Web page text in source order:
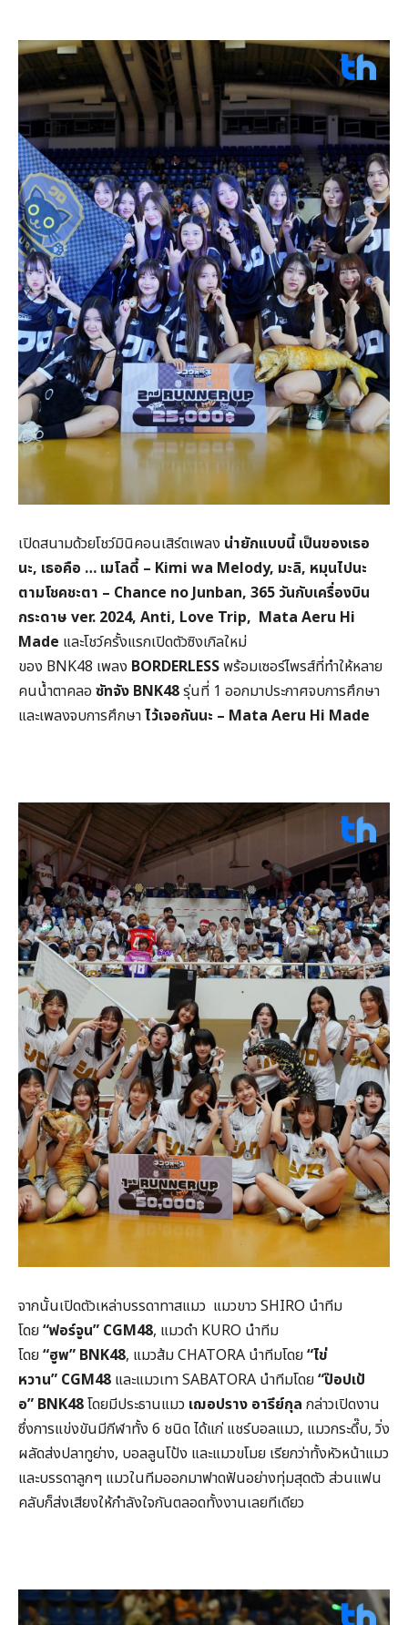
เปิดสนามด้วยโชว์มินิคอนเสิร์ตเพลง น่ายักแบบนี้ เป็นของเธอ
นะ, เธอคือ … เมโลดี้ – Kimi wa Melody, มะลิ, หมุนไปนะ
ตามโชคชะตา – Chance no Junban, 365 วันกับเครื่องบิน
กระดาษ ver. 2024, Anti, Love Trip, Mata Aeru Hi
Made และโชว์ครั้งแรกเปิดตัวซิงเกิลใหม่
ของ BNK48 เพลง BORDERLESSพร้อมเซอร์ไพรส์ที่ทำให้หลาย
คนน้ำตาคลอ ซัทจัง BNK48รุ่นที่ 1 ออกมาประกาศจบการศึกษา
และเพลงจบการศึกษาไว้เจอกันนะ – Mata Aeru Hi Made
จากนั้นเปิดตัวเหล่าบรรดาทาสแมว แมวขาว SHIRO นำทีม
โดย“ฟอร์จูน” CGM48, แมวดำ KURO นำทีม
โดย“ฮูพ” BNK48, แมวส้ม CHATORA นำทีมโดย“ไข่
หวาน” CGM48 และแมวเทา SABATORA นำทีมโดย“ป๊อปเป้
อ” BNK48โดยมีประธานแมว เฌอปราง อารีย์กุล กล่าวเปิดงาน
ซึ่งการแข่งขันมีกีฬาทั้ง 6 ชนิด ได้แก่ แชร์บอลแมว, แมวกระดึ๊บ, วิ่ง
ผลัดส่งปลาทูย่าง, บอลลูนโป้ง และแมวขโมย เรียกว่าทั้งหัวหน้าแมว
และบรรดาลูกๆ แมวในทีมออกมาฟาดฟันอย่างทุ่มสุดตัว ส่วนแฟน
คลับก็ส่งเสียงให้กำลังใจกันตลอดทั้งงานเลยทีเดียว